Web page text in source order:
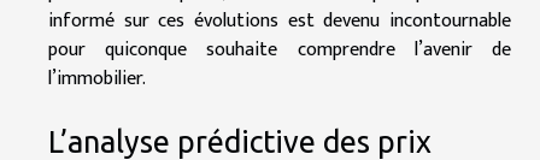
informé sur ces évolutions est devenu incontournable
pour quiconque souhaite comprendre l’avenir de
l’immobilier.
L’analyse prédictive des prix